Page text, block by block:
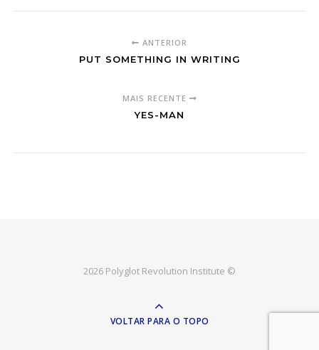
ANTERIOR
PUT SOMETHING IN WRITING
MAIS RECENTE
YES-MAN
2026 Polyglot Revolution Institute ©
VOLTAR PARA O TOPO